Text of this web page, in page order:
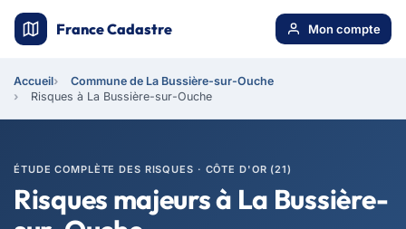
France Cadastre Mon compte
Accueil
Commune de La Bussière-sur-Ouche
Risques à La Bussière-sur-Ouche
ÉTUDE COMPLÈTE DES RISQUES · CÔTE D'OR (21)
Risques majeurs à La Bussière-